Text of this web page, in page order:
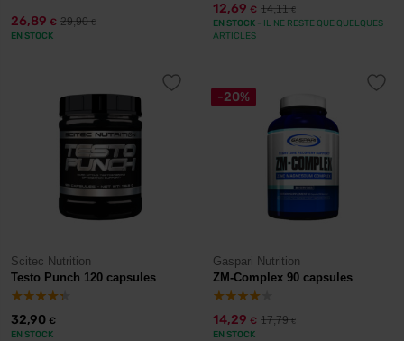
26,89 € 29,90€
EN STOCK
12,69 € 14,11€
EN STOCK - IL NE RESTE QUE QUELQUES
ARTICLES
Scitec Nutrition
Testo Punch 120 capsules
32,90 €
EN STOCK
-20%
Gaspari Nutrition
ZM-Complex 90 capsules
14,29 € 17,79€
EN STOCK